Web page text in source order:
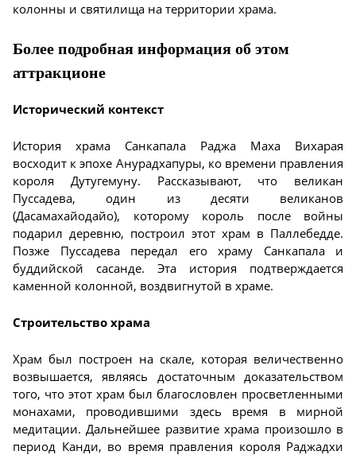
колонны и святилища на территории храма.
Более подробная информация об этом
аттракционе
Исторический контекст
История храма Санкапала Раджа Маха Вихарая
восходит к эпохе Анурадхапуры, ко времени правления
короля Дутугемуну. Рассказывают, что великан
Пуссадева, один из десяти великанов
(Дасамахайодайо), которому король после войны
подарил деревню, построил этот храм в Паллебедде.
Позже Пуссадева передал его храму Санкапала и
буддийской сасанде. Эта история подтверждается
каменной колонной, воздвигнутой в храме.
Строительство храма
Храм был построен на скале, которая величественно
возвышается, являясь достаточным доказательством
того, что этот храм был благословлен просветленными
монахами, проводившими здесь время в мирной
медитации. Дальнейшее развитие храма произошло в
период Канди, во время правления короля Раджадхи